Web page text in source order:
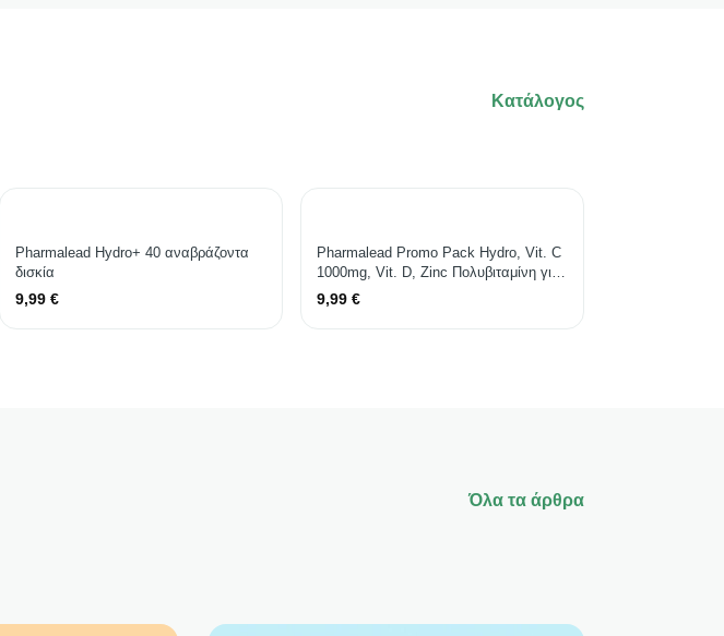
Κατάλογος
Pharmalead Hydro+ 40 αναβράζοντα
δισκία
9,99 €
Pharmalead Promo Pack Hydro, Vit. C
1000mg, Vit. D, Zinc Πολυβιταμίνη για
Ενίσχυση του Ανοσοποιητικού, τo
Δέρμα & Αντιοξειδωτική δράση 1000mg
9,99 €
Όλα τα άρθρα